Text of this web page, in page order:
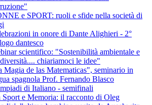
e SPORT: ruoli e sfide nella società di
in onore di Dante Alighieri - 2°
dantesco
scientifico: "Sostenibilità ambientale e
chiariamoci le idee"
Magia de las Matematicas", seminario in
spagnola Prof. Fernando Blasco
di Italiano - semifinali
Sport e Memoria: il racconto di Oleg